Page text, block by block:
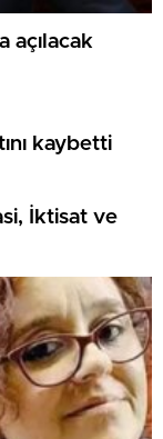
açılacak
kaybetti
İktisat ve